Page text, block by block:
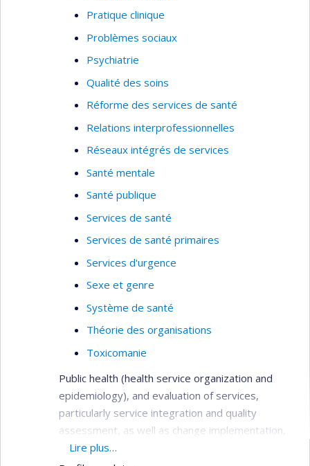
Pratique clinique
Problèmes sociaux
Psychiatrie
Qualité des soins
Réforme des services de santé
Relations interprofessionnelles
Réseaux intégrés de services
Santé mentale
Santé publique
Services de santé
Services de santé primaires
Services d'urgence
Sexe et genre
Système de santé
Théorie des organisations
Toxicomanie
Public health (health service organization and
epidemiology), and evaluation of services,
particularly service integration and quality
assessment, as well as change implementation,
needs assessment, primary care services,
Lire plus…